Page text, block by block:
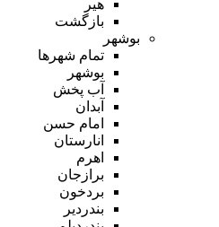
هیر
بازگشت
بوشهر
تمام شهر‌ها
بوشهر
آب پخش
آبدان
امام حسن
انارستان
اهرم
برازجان
بردخون
بندردیر